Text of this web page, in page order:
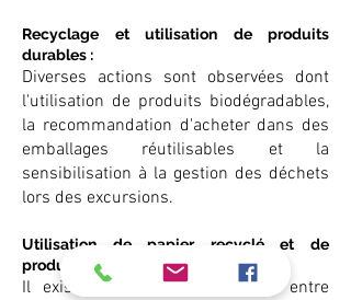
Recyclage et utilisation de produits
durables :
Diverses actions sont observées dont
l'utilisation de produits biodégradables,
la recommandation d'acheter dans des
emballages réutilisables et la
sensibilisation à la gestion des déchets
lors des excursions.
Utilisation de papier recyclé et de
produits réutilisables :
Il existe une division équitable entre